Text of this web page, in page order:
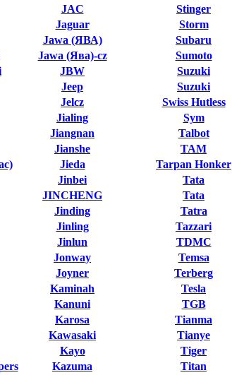
JAC
Jaguar
Jawa (ЯВА)
Jawa (Ява)-cz
JBW
Jeep
Jelcz
Jialing
Jiangnan
Jianshe
Jieda
Jinbei
JINCHENG
Jinding
Jinling
Jinlun
Jonway
Joyner
Kaminah
Kanuni
Karosa
Kawasaki
Kayo
Kazuma
Stinger
Storm
Subaru
Sumoto
Suzuki
Suzuki
Swiss Hutless
Sym
Talbot
TAM
Tarpan Honker
Tata
Tata
Tatra
Tazzari
TDMC
Temsa
Terberg
Tesla
TGB
Tianma
Tianye
Tiger
Titan